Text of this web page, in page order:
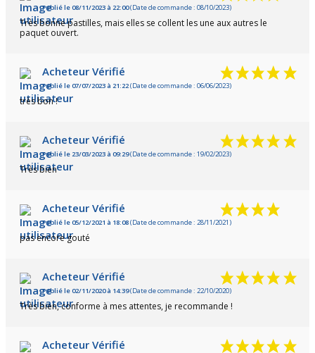
Publié le 08/11/2023 à 22:00(Date de commande : 08/10/2023)
Très bonne pastilles, mais elles se collent les une aux autres le
paquet ouvert.
Acheteur Vérifié
Publié le 07/07/2023 à 21:22(Date de commande : 06/06/2023)
très bon !
Acheteur Vérifié
Publié le 23/03/2023 à 09:29(Date de commande : 19/02/2023)
Très bien
Acheteur Vérifié
Publié le 05/12/2021 à 18:08(Date de commande : 28/11/2021)
pas encore gouté
Acheteur Vérifié
Publié le 02/11/2020 à 14:39(Date de commande : 22/10/2020)
Très bien, conforme à mes attentes, je recommande !
Acheteur Vérifié